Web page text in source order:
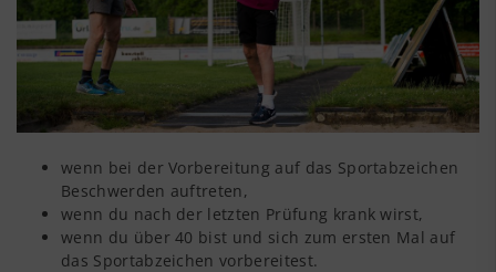
wenn bei der Vorbereitung auf das Sportabzeichen
Beschwerden auftreten,
wenn du nach der letzten Prüfung krank wirst,
wenn du über 40 bist und sich zum ersten Mal auf
das Sportabzeichen vorbereitest.